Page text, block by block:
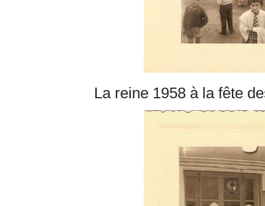
La reine 1958 à la fête